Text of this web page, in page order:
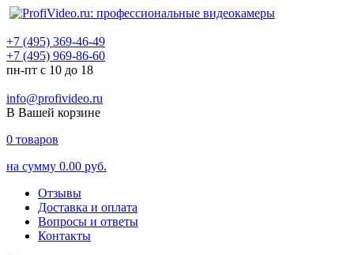
+7 (495) 369-46-49
+7 (495) 969-86-60
пн-пт с 10 до 18
info@profivideo.ru
В Вашей корзине
0 товаров
на сумму 0.00 руб.
Отзывы
Доставка и оплата
Вопросы и ответы
Контакты